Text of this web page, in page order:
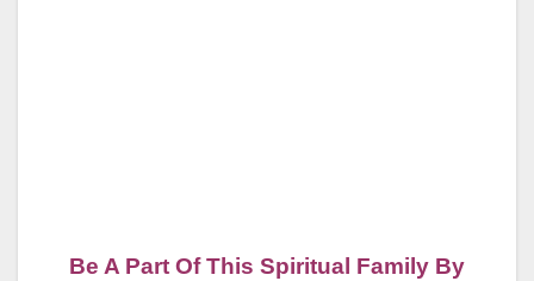
Be A Part Of This Spiritual Family By